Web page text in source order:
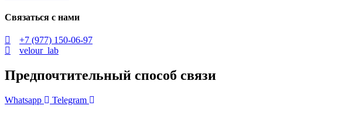
Связаться с нами
+7 (977) 150-06-97
velour_lab
Предпочтительный способ связи
Whatsapp Telegram